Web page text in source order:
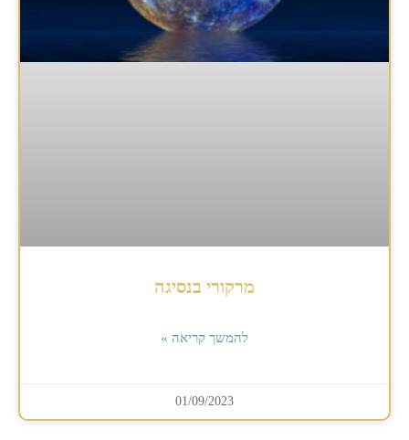
מרקורי בנסיגה
להמשך קריאה »
01/09/2023